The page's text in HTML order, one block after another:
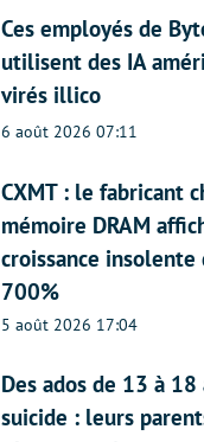
Ces employés de
utilisent des IA
virés illico
6 août 2026 07:11
CXMT : le fabricant
mémoire DRAM
croissance insolente
700%
5 août 2026 17:04
Des ados de 13 à
suicide : leurs